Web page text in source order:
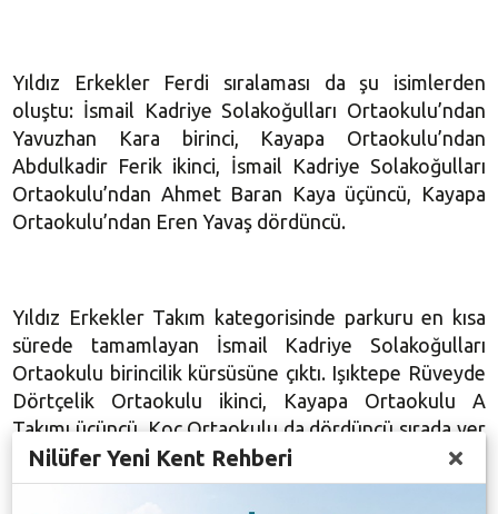
Yıldız Erkekler Ferdi sıralaması da şu isimlerden
oluştu: İsmail Kadriye Solakoğulları Ortaokulu’ndan
Yavuzhan Kara birinci, Kayapa Ortaokulu’ndan
Abdulkadir Ferik ikinci, İsmail Kadriye Solakoğulları
Ortaokulu’ndan Ahmet Baran Kaya üçüncü, Kayapa
Ortaokulu’ndan Eren Yavaş dördüncü.
Yıldız Erkekler Takım kategorisinde parkuru en kısa
sürede tamamlayan İsmail Kadriye Solakoğulları
Ortaokulu birincilik kürsüsüne çıktı. Işıktepe Rüveyde
Dörtçelik Ortaokulu ikinci, Kayapa Ortaokulu A
Takımı üçüncü, Koç Ortaokulu da dördüncü sırada yer
aldı.
Nilüfer Yeni Kent Rehberi